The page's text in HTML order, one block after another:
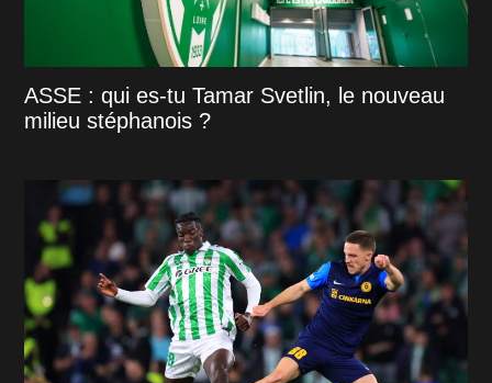
ASSE : qui es-tu Tamar Svetlin, le nouveau
milieu stéphanois ?